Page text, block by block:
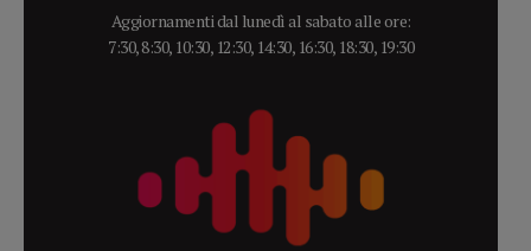
Aggiornamenti dal lunedì al sabato alle ore:
7:30, 8:30, 10:30, 12:30, 14:30, 16:30, 18:30, 19:30